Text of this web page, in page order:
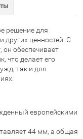
решение для
других ценностей. С
обеспечивает
что делает его
так и для
европейскими
44 мм, а общая